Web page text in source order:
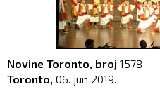
Novine Toronto, broj 1578
Toronto, 06. jun 2019.